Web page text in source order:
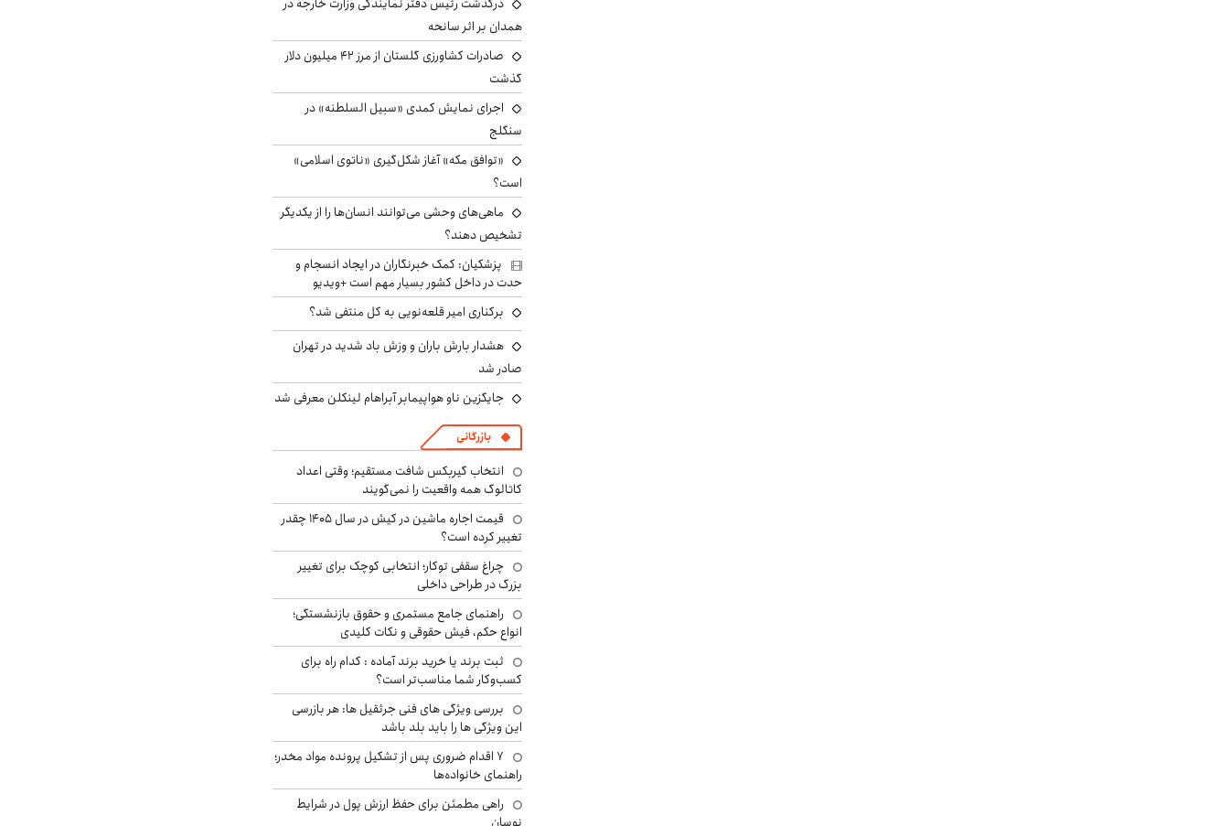
همدان بر اثر سانحه
صادرات کشاورزی گلستان از مرز ۴۲ میلیون دلار
گذشت
اجرای نمایش کمدی «سبیل السلطنه» در
سنگلج
«توافق مکه» آغاز شکل‌گیری «ناتوی اسلامی»
است؟
ماهی‌های وحشی می‌توانند انسان‌ها را از یکدیگر
تشخیص دهند؟
پزشکیان: کمک خبرنگاران در ایجاد انسجام و
حدت در داخل کشور بسیار مهم است +ویدیو
برکناری امیر قلعه‌نویی به کل منتفی شد؟
هشدار بارش باران و وزش باد شدید در تهران
صادر شد
جایگزین ناو هواپیمابر آبراهام لینکلن معرفی شد
بازرگانی
انتخاب گیربکس شافت مستقیم؛ وقتی اعداد
کاتالوگ همه واقعیت را نمی‌گویند
قیمت اجاره ماشین در کیش در سال ۱۴۰۵ چقدر
تغییر کرده است؟
چراغ سقفی توکار؛ انتخابی کوچک برای تغییر
بزرگ در طراحی داخلی
راهنمای جامع مستمری و حقوق بازنشستگی؛
انواع حکم، فیش حقوقی و نکات کلیدی
ثبت برند یا خرید برند آماده : کدام راه برای
کسب‌وکار شما مناسب‌تر است؟
بررسی ویژگی های فنی جرثقیل ها: هر بازرسی
این ویژگی ها را باید بلد باشد
۷ اقدام ضروری پس از تشکیل پرونده مواد مخدر؛
راهنمای خانواده‌ها
راهی مطمئن برای حفظ ارزش پول در شرایط